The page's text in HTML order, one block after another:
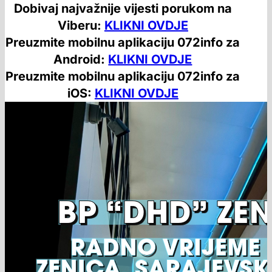
Dobivaj najvažnije vijesti porukom na
Viberu: KLIKNI OVDJE
Preuzmite mobilnu aplikaciju 072info za
Android: KLIKNI OVDJE
Preuzmite mobilnu aplikaciju 072info za
iOS: KLIKNI OVDJE